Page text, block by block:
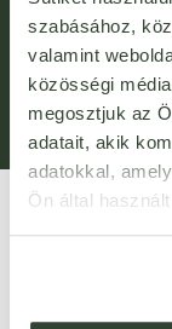
szabásához,
valamint
közösségi
megosztjuk az
adatait, akik
adatokkal,
Ön által
Általános
Adatkezelési